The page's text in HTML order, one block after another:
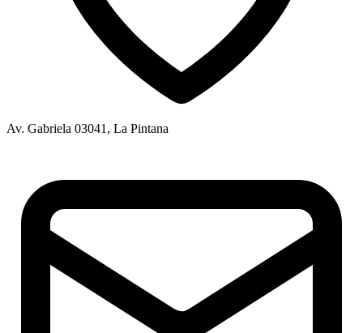
Av. Gabriela 03041, La Pintana